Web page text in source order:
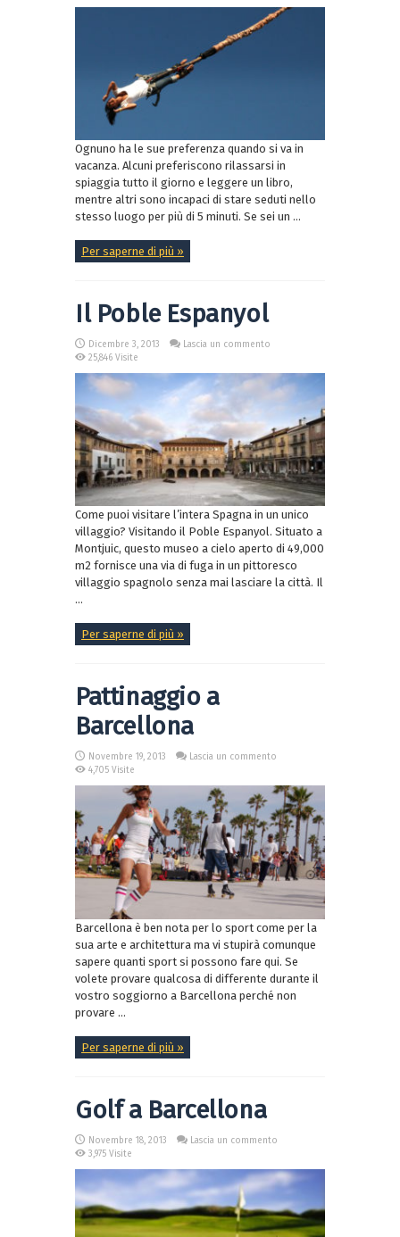
Ognuno ha le sue preferenza quando si va in
vacanza. Alcuni preferiscono rilassarsi in
spiaggia tutto il giorno e leggere un libro,
mentre altri sono incapaci di stare seduti nello
stesso luogo per più di 5 minuti. Se sei un ...
Per saperne di più »
Il Poble Espanyol
Dicembre 3, 2013
Lascia un commento
25,846 Visite
Come puoi visitare l’intera Spagna in un unico
villaggio? Visitando il Poble Espanyol. Situato a
Montjuic, questo museo a cielo aperto di 49,000
m2 fornisce una via di fuga in un pittoresco
villaggio spagnolo senza mai lasciare la città. Il
...
Per saperne di più »
Pattinaggio a
Barcellona
Novembre 19, 2013
Lascia un commento
4,705 Visite
Barcellona è ben nota per lo sport come per la
sua arte e architettura ma vi stupirà comunque
sapere quanti sport si possono fare qui. Se
volete provare qualcosa di differente durante il
vostro soggiorno a Barcellona perché non
provare ...
Per saperne di più »
Golf a Barcellona
Novembre 18, 2013
Lascia un commento
3,975 Visite